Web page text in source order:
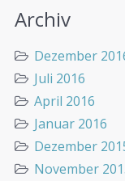
Archiv
Dezember
Juli 2016
April 2016
Januar 2016
Dezember
November